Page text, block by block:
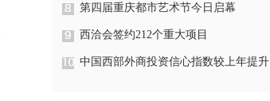
类服务场景
第四届重庆都市艺术节今日启幕
西洽会签约212个重大项目
中国西部外商投资信心指数较上年提升